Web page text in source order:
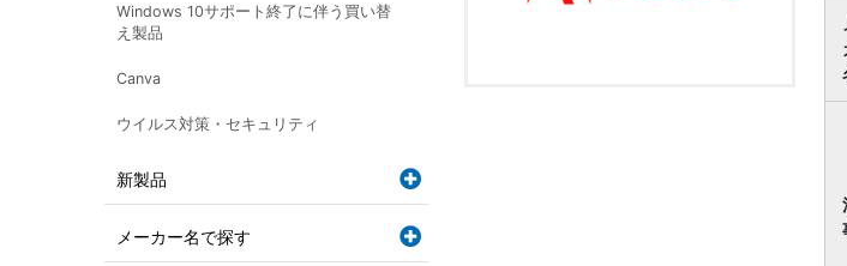
Windows 10サポート終了に伴う買い替
え製品
Canva
ウイルス対策・セキュリティ
新製品
メーカー名で探す